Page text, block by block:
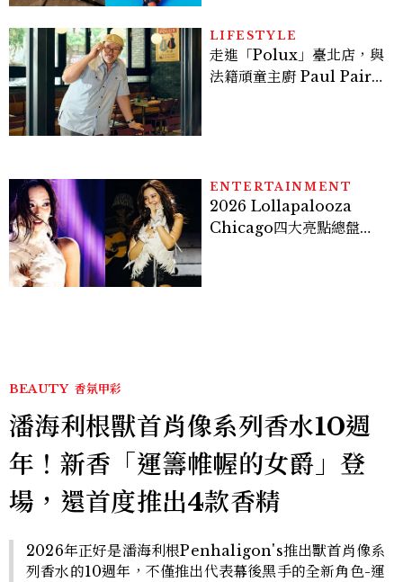
LIFESTYLE
走進「Polux」臺北店，與
法籍頑童主廚 Paul Pairet
ENTERTAINMENT
2026 Lollapalooza
Chicago四大亮點總盤
BEAUTY 香氛甲彩
潘海利根獸首肖像系列香水10週
年！新香「運籌帷幄的女爵」登
場，還首度推出4款香精
2026年正好是潘海利根Penhaligon's推出獸首肖像系
列香水的10週年，不僅推出代表幕後黑手的全新角色-運